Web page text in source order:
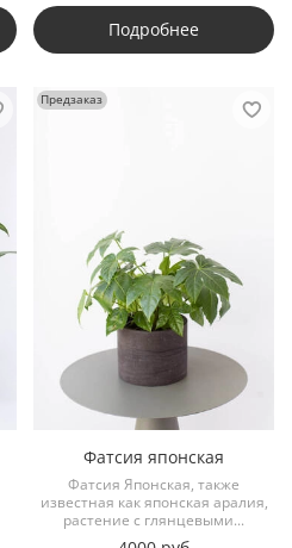
Подробнее
Предзаказ
Фатсия японская
Фатсия Японская, также
известная как японская аралия,
растение с глянцевыми...